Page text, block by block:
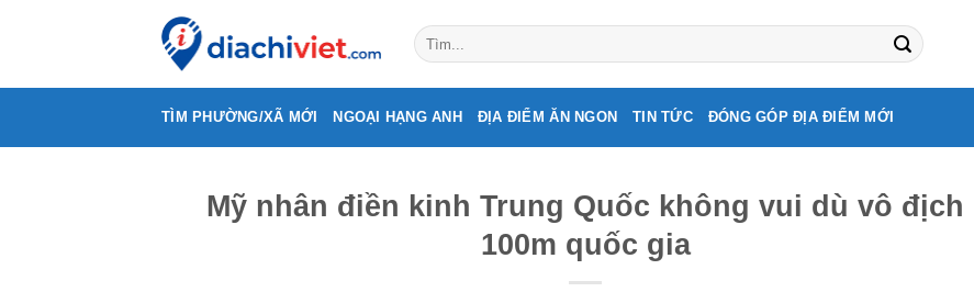
TÌM PHƯỜNG/XÃ MỚI NGOẠI HẠNG ANH ĐỊA ĐIỂM ĂN NGON TIN TỨC ĐÓNG GÓP ĐỊA ĐIỂM MỚI
Mỹ nhân điền kinh Trung Quốc không vui dù vô địch
100m quốc gia